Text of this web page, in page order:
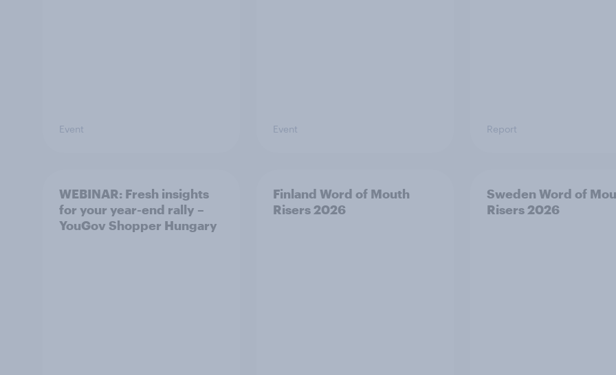
Event Event Report
WEBINAR: Fresh insights
for your year-end rally –
YouGov Shopper Hungary
Finland Word of Mouth
Risers 2026
Sweden Word of
Risers 2026